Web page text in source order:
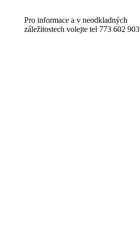
Pro informace a v neodkladných
záležitostech volejte tel 773 602 903